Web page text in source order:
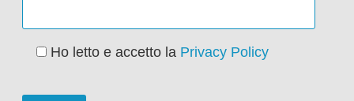
Ho letto e accetto la Privacy Policy